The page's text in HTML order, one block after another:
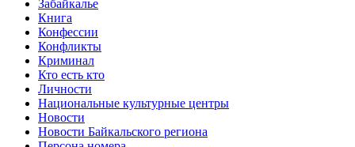
Забайкалье
Книга
Конфессии
Конфликты
Криминал
Кто есть кто
Личности
Национальные культурные центры
Новости
Новости Байкальского региона